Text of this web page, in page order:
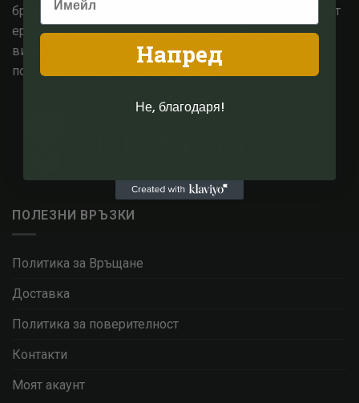
брандове за мъжко и дамско облекло, вдъхновени от
ерата на Гетсби. В основата на всичките ни усилия,
винаги е била една единствена цел, а именно да
потопим и Вас в блясъка на 20те.
ПОЛЕЗНИ ВРЪЗКИ
Политика за Връщане
Доставка
Политика за поверителност
Контакти
Моят акаунт
Напред
Не, благодаря!